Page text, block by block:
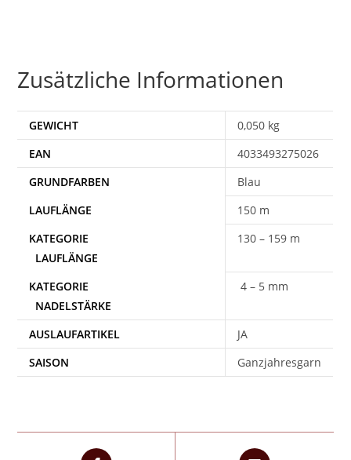
Zusätzliche Informationen
GEWICHT
0,050 kg
EAN
4033493275026
Blau
150 m
130 – 159 m
4 – 5 mm
AUSLAUFARTIKEL
JA
SAISON
Ganzjahresgarn